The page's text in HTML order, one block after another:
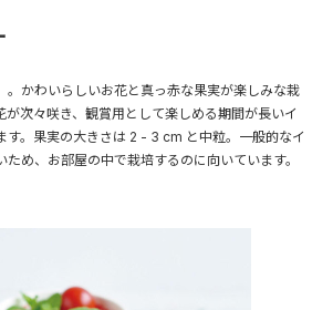
。かわいらしいお花と真っ赤な果実が楽しみな栽
が次々咲き、観賞用として楽しめる期間が長いイ
す。果実の大きさは 2 - 3 cm と中粒。一般的なイ
め、お部屋の中で栽培するのに向いています。